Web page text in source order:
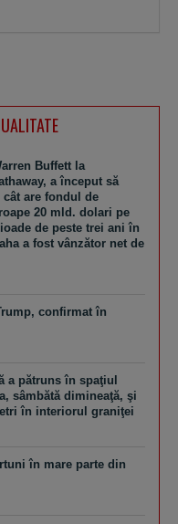
Buffett la
a început să
are fondul de
20 mld. dolari pe
de peste trei ani în
a fost vânzător net de
confirmat în
a pătruns în spaţiul
sâmbătă dimineaţă, şi
în interiorul graniţei
în mare parte din